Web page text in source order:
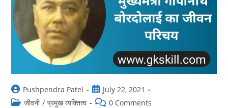
Post
author:
Pushpendra Patel
Post
published:
July 22, 2021
Postजीवनी / प्रमुख व्यक्तित्व
Post0 Comments